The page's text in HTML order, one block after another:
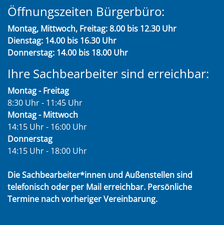
Öffnungszeiten Bürgerbüro:
Montag, Mittwoch, Freitag: 8.00 bis 12.30 Uhr
Dienstag: 14.00 bis 16.30 Uhr
Donnerstag: 14.00 bis 18.00 Uhr
Ihre Sachbearbeiter sind erreichbar:
Montag - Freitag
8:30 Uhr - 11:45 Uhr
Montag - Mittwoch
14:15 Uhr - 16:00 Uhr
Donnerstag
14:15 Uhr - 18:00 Uhr
Die Sachbearbeiter*innen und Außenstellen sind
telefonisch oder per Mail erreichbar. Persönliche
Termine nach vorheriger Vereinbarung.